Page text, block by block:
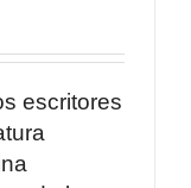
escritores